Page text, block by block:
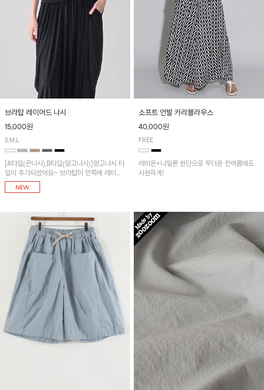
브라탑 레이어드 나시
15,000원
S,M,L
[A타입(끈나시),B타입(망고나시)]망고나시 타
입이 추가되었어요~ 브라탑이 안쪽에 레이어
드 되어 실용적인 나시!
소프트 언발 카라블라우스
40,000원
FREE
레이온+나일론 원단으로 무더운 한여름에도
시원하게!